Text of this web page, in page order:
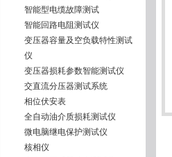
智能型电缆故障测试
智能回路电阻测试仪
变压器容量及空负载特性测试
仪
变压器损耗参数智能测试仪
交直流分压器测试系统
相位伏安表
全自动油介质损耗测试仪
微电脑继电保护测试仪
核相仪